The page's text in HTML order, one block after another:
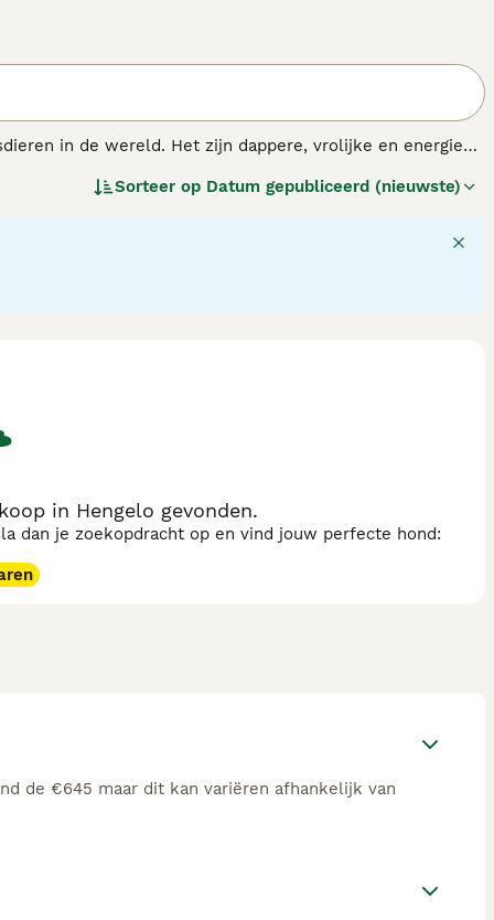
in de wereld. Het zijn dappere, vrolijke en energieke
te zijn.
Sorteer op Datum gepubliceerd (nieuwste)
in Hengelo gevonden.
dan je zoekopdracht op en vind jouw perfecte hond:
de €645 maar dit kan variëren afhankelijk van